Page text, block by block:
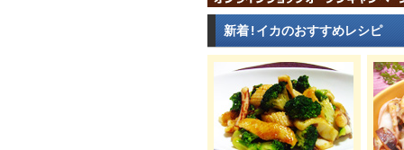
新着!イカのおすすめレシピ